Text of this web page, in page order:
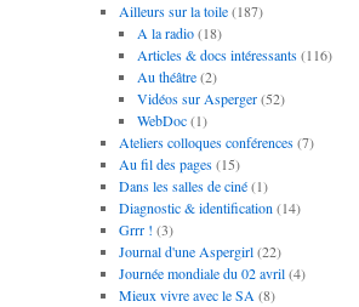
Ailleurs sur la toile(187)
A la radio(18)
Articles & docs intéressants(116)
Au théâtre(2)
Vidéos sur Asperger(52)
WebDoc(1)
Ateliers colloques conférences(7)
Au fil des pages(15)
Dans les salles de ciné(1)
Diagnostic & identification (14)
Grrr ! (3)
Journal d'une Aspergirl(22)
Journée mondiale du 02 avril(4)
Mieux vivre avec le SA (8)